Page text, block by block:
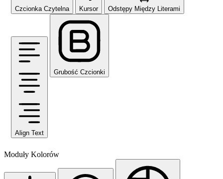
Czcionka Czytelna Kursor Odstępy Między Literami
Align Text
Grubość Czcionki
Moduły Kolorów